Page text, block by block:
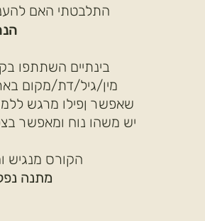
התלבטתי האם
מין/גיל/דת/מקום
שאפשר ןפילו מרגש
יש משהו נוח ומאפשר
הקורס מנגיש
מתנה